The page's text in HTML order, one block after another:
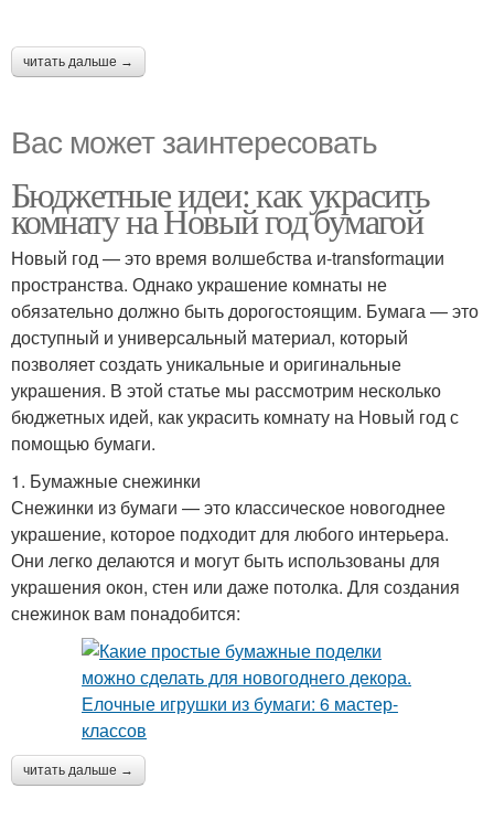
читать дальше →
Вас может заинтересовать
Бюджетные идеи: как украсить
комнату на Новый год бумагой
Новый год — это время волшебства и-transformации
пространства. Однако украшение комнаты не
обязательно должно быть дорогостоящим. Бумага — это
доступный и универсальный материал, который
позволяет создать уникальные и оригинальные
украшения. В этой статье мы рассмотрим несколько
бюджетных идей, как украсить комнату на Новый год с
помощью бумаги.
1. Бумажные снежинки
Снежинки из бумаги — это классическое новогоднее
украшение, которое подходит для любого интерьера.
Они легко делаются и могут быть использованы для
украшения окон, стен или даже потолка. Для создания
снежинок вам понадобится:
читать дальше →